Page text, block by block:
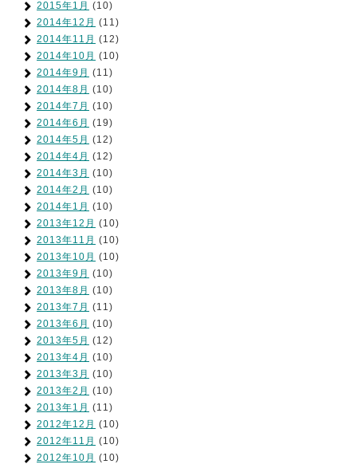
2015年1月 (10)
2014年12月 (11)
2014年11月 (12)
2014年10月 (10)
2014年9月 (11)
2014年8月 (10)
2014年7月 (10)
2014年6月 (19)
2014年5月 (12)
2014年4月 (12)
2014年3月 (10)
2014年2月 (10)
2014年1月 (10)
2013年12月 (10)
2013年11月 (10)
2013年10月 (10)
2013年9月 (10)
2013年8月 (10)
2013年7月 (11)
2013年6月 (10)
2013年5月 (12)
2013年4月 (10)
2013年3月 (10)
2013年2月 (10)
2013年1月 (11)
2012年12月 (10)
2012年11月 (10)
2012年10月 (10)